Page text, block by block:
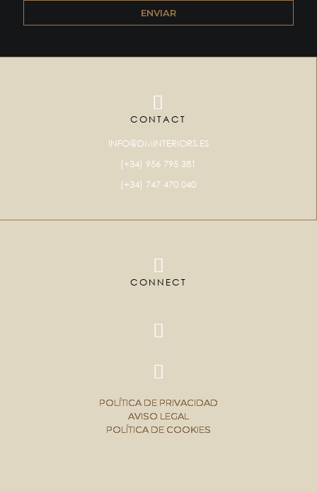
ENVIAR
CONTACT
INFO@DMINTERIORS.ES
(+34) 956 795 381
(+34) 747 470 040
CONNECT
POLÍTICA DE PRIVACIDAD
AVISO LEGAL
POLÍTICA DE COOKIES